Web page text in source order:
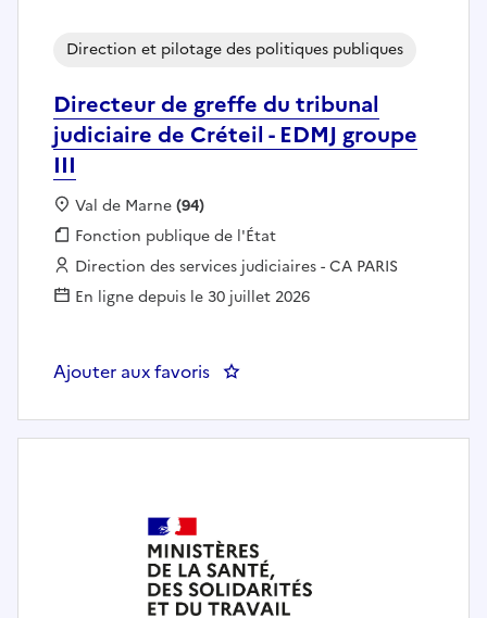
Directeur de greffe du tribunal
judiciaire de Créteil - EDMJ groupe
III
Direction et pilotage des politiques publiques
Localisation :
Val de Marne(94)
Fonction publique :
Fonction publique de l'État
Employeur :
Direction des services judiciaires - CA PARIS
En ligne depuis le 30 juillet 2026
Ajouter aux favoris : Directeur de greffe du